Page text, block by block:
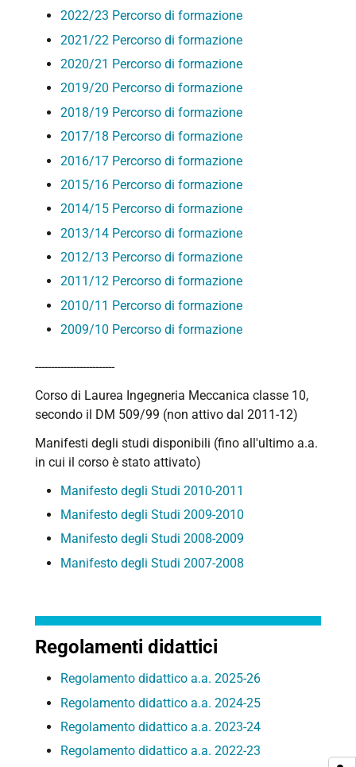
2022/23 Percorso di formazione
2021/22 Percorso di formazione
2020/21 Percorso di formazione
2019/20 Percorso di formazione
2018/19 Percorso di formazione
2017/18 Percorso di formazione
2016/17 Percorso di formazione
2015/16 Percorso di formazione
2014/15 Percorso di formazione
2013/14 Percorso di formazione
2012/13 Percorso di formazione
2011/12 Percorso di formazione
2010/11 Percorso di formazione
2009/10 Percorso di formazione
-------------------------
Corso di Laurea Ingegneria Meccanica classe 10,
secondo il DM 509/99 (non attivo dal 2011-12)
Manifesti degli studi disponibili (fino all'ultimo a.a.
in cui il corso è stato attivato)
Manifesto degli Studi 2010-2011
Manifesto degli Studi 2009-2010
Manifesto degli Studi 2008-2009
Manifesto degli Studi 2007-2008
Regolamenti didattici
Regolamento didattico a.a. 2025-26
Regolamento didattico a.a. 2024-25
Regolamento didattico a.a. 2023-24
Regolamento didattico a.a. 2022-23